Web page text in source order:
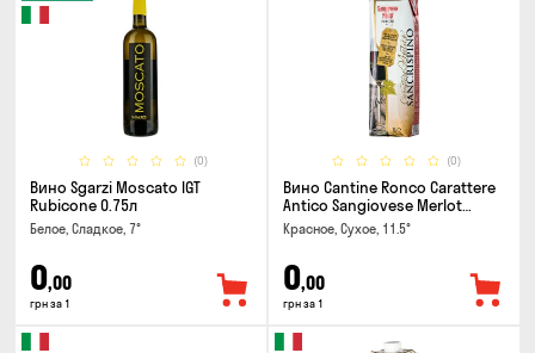
(0)
Вино Sgarzi Moscato IGT
Rubicone 0.75л
Белое, Сладкое, 7°
0,00
грн за 1
(0)
Вино Cantine Ronco Carattere
Antico Sangiovese Merlot
Rubicone IGT 1л
Красное, Сухое, 11.5°
0,00
грн за 1